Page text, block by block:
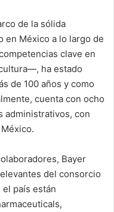
de la sólida
en México a lo largo de
clave en
ha estado
de 100 años y como
cuenta con ocho
administrativos, con
Bayer
del consorcio
país están